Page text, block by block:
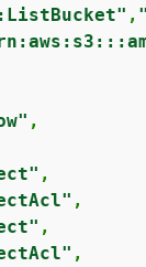
,
,
,
,
,
,